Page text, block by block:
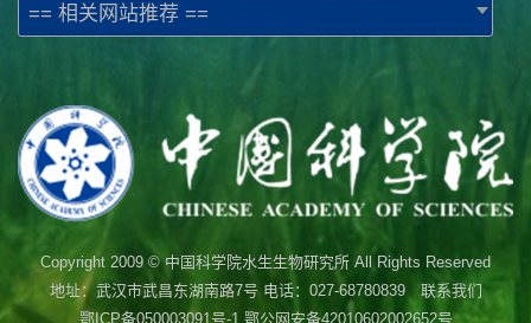
== 相关网站推荐 ==
Copyright 2009 © 中国科学院水生生物研究所 All Rights Reserved
地址：武汉市武昌东湖南路7号 电话：027-68780839 联系我们
鄂ICP备050003091号-1 鄂公网安备42010602002652号